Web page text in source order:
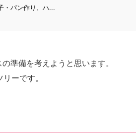
パン作り、ハ...
準備を考えようと思います。
ーです。